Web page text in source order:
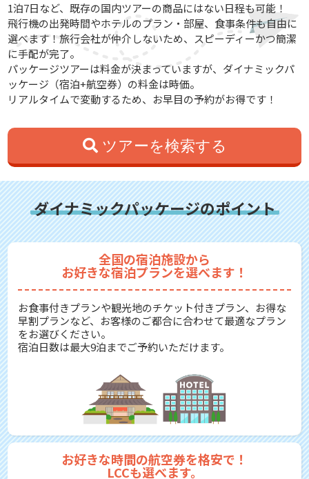
1泊7日など、既存の国内ツアーの商品にはない日程も可能！
飛行機の出発時間やホテルのプラン・部屋、食事条件も自由に
選べます！旅行会社が仲介しないため、スピーディーかつ簡潔
に手配が完了。
パッケージツアーは料金が決まっていますが、ダイナミックパ
ッケージ（宿泊+航空券）の料金は時価。
リアルタイムで変動するため、お早目の予約がお得です！
ツアーを検索する
ダイナミックパッケージのポイント
全国の宿泊施設から
お好きな宿泊プランを選べます！
お食事付きプランや観光地のチケット付きプラン、お得な
早割プランなど、お客様のご都合に合わせて最適なプラン
をお選びください。
宿泊日数は最大9泊までご予約いただけます。
お好きな時間の航空券を格安で！
LCCも選べます。